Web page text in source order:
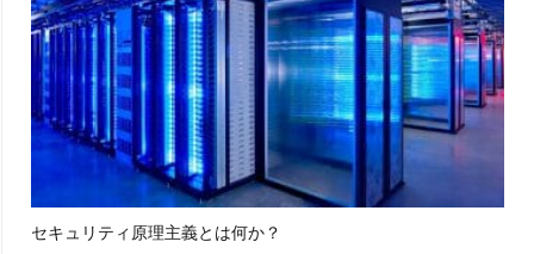
セキュリティ原理主義とは何か？